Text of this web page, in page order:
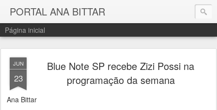
PORTAL ANA BITTAR
Página inicial
JUN
23
Blue Note SP recebe Zizi Possi na
programação da semana
Ana Bittar